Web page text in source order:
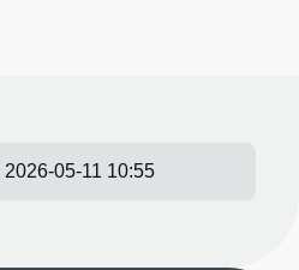
2026-05-11 10:55